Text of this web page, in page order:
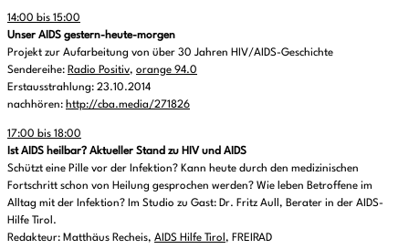
14:00 bis 15:00
Unser AIDS gestern-heute-morgen
Projekt zur Aufarbeitung von über 30 Jahren HIV/AIDS-Geschichte
Sendereihe: Radio Positiv, orange 94.0
Erstausstrahlung: 23.10.2014
nachhören: http://cba.media/271826
17:00 bis 18:00
Ist AIDS heilbar? Aktueller Stand zu HIV und AIDS
Schützt eine Pille vor der Infektion? Kann heute durch den medizinischen
Fortschritt schon von Heilung gesprochen werden? Wie leben Betroffene im
Alltag mit der Infektion? Im Studio zu Gast: Dr. Fritz Aull, Berater in der AIDS-
Hilfe Tirol.
Redakteur: Matthäus Recheis, AIDS Hilfe Tirol , FREIRAD